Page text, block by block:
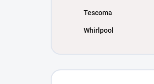
Tescoma
Whirlpool